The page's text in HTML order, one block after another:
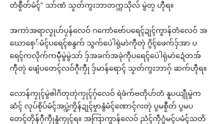
တံစၟဳတ်မံၚ်” သာ်ဏံ သၟတ်ကွးဘာတက္ကသိုလ် မွဲတၠ ဟီုရ။
အကာဲအရာလၟုဟ်ပၠန်လေဝ် ဂကောံဗော်ပရေၚ်ဍုၚ်ကွာန်တံလေဝ် အ
ဃောစှေ်မံၚ်ပရေၚ်စန္ဒက် သွက်ပေဲါရုဲမာဲကီုတုဲ ဂွိၚ်ဖေက်ဒှ်အာ ပ
ရေၚ်ကလိုက်ကမဵုမွဲမွဲသာ် ဒှ်အခက်အခုဲကဵုပရေၚ်ပေဲါရုဲမာဲဍေံတအ်
ကီုတုဲ ဖျေံပတေၚ်လဝ်ဂီုကၠီု ဒှ်မာန်ရောၚ် သၟတ်ကွးဘာဂှ် ဆက်ဟီုရ။
လောန်ကၠုၚ်မွဲၜါဂိတုတုဲကၠုၚ်ဂှ်လေဝ် ရဲဖံက်ဗတိုဟ်တံ နူပယျဵုမွဲက
ဆံၚ် လုပ်စိုပ်မံၚ်အပ္ဍဲကၟိန်ဍုၚ်ဗၟာနွံမံၚ်ဏောၚ်ဂးတုဲ ပွမစၟဳတ် ပွမပ
တေၚ်တိုန်ဂီုကၠီုနွံကၠုၚ်ရ။ အကြာကွာန်လေဝ် ညံၚ်ကဵုဂွံမၚ်ပမံၚ်သတိ